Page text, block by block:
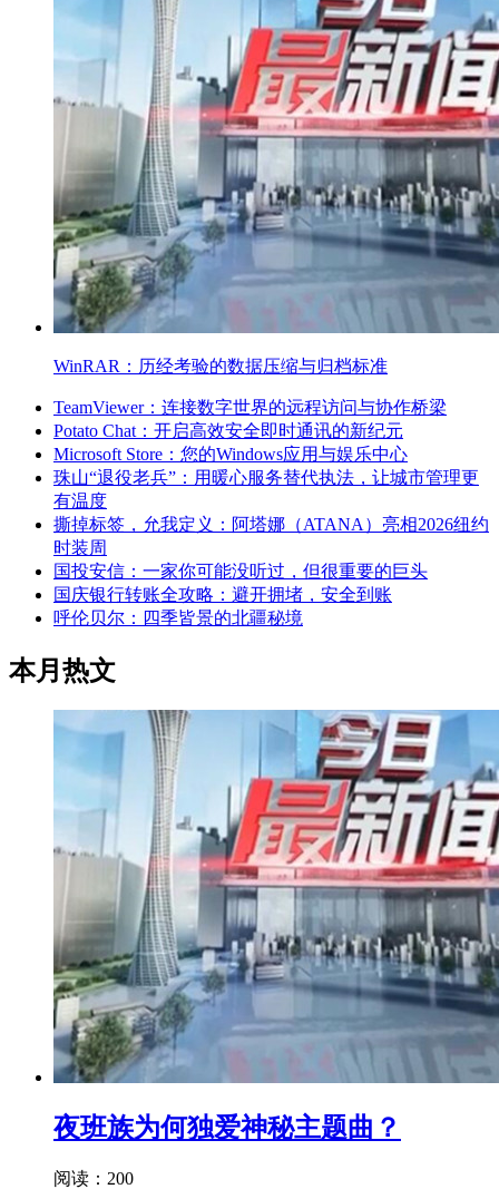
WinRAR：历经考验的数据压缩与归档标准
TeamViewer：连接数字世界的远程访问与协作桥梁
Potato Chat：开启高效安全即时通讯的新纪元
Microsoft Store：您的Windows应用与娱乐中心
珠山“退役老兵”：用暖心服务替代执法，让城市管理更
有温度
撕掉标签，允我定义：阿塔娜（ATANA）亮相2026纽约
时装周
国投安信：一家你可能没听过，但很重要的巨头
国庆银行转账全攻略：避开拥堵，安全到账
呼伦贝尔：四季皆景的北疆秘境
本月热文
夜班族为何独爱神秘主题曲？
阅读：200